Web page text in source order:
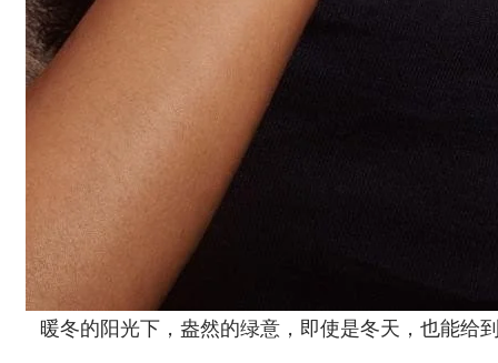
暖冬的阳光下，盎然的绿意，即使是冬天，也能给